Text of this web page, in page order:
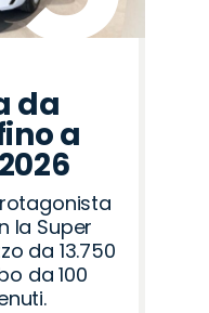
da
a
la Super
da 13.750
da 100